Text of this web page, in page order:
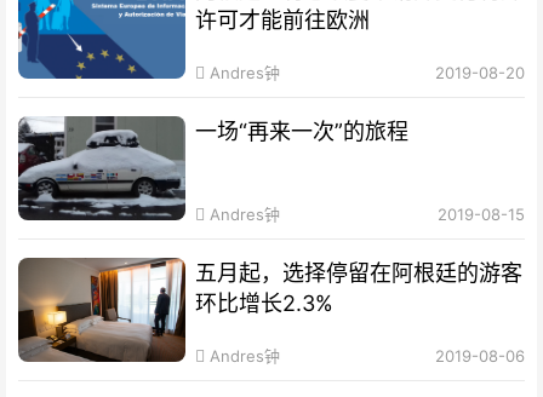
许可才能前往欧洲
Andres钟 2019-08-20
一场“再来一次”的旅程
Andres钟 2019-08-15
五月起，选择停留在阿根廷的游客
环比增长2.3%
Andres钟 2019-08-06